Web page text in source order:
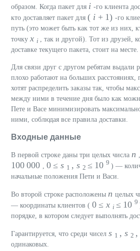
образом. Когда пакет для i -го клиента
кто доставляет пакет для ( i + 1) -го
путь (это может быть как тот же из них,
точку x i
, так и другой). Тот из друзей,
доставке текущего пакета, стоит на месте.
Для связи друг с другом ребятам выдали
плохо работают на больших расстояниях,
хотят распределить заказы так, чтобы
между ними в течение дня было как
Пете и Васе минимизировать
ними, соблюдая все правила доставки.
Входные данные
В первой строке даны три целых числа n
100 000
0 ≤ s 1 , s 2 ≤ 10 9 ) —
начальные положения Пети и Васи.
Во второй строке расположены n целых
— координаты клиентов ( 0 ≤ x i ≤ 10 9
порядке, в котором следует выполнять
Гарантируется, что среди чисел s 1 , s 2 ,
одинаковых.